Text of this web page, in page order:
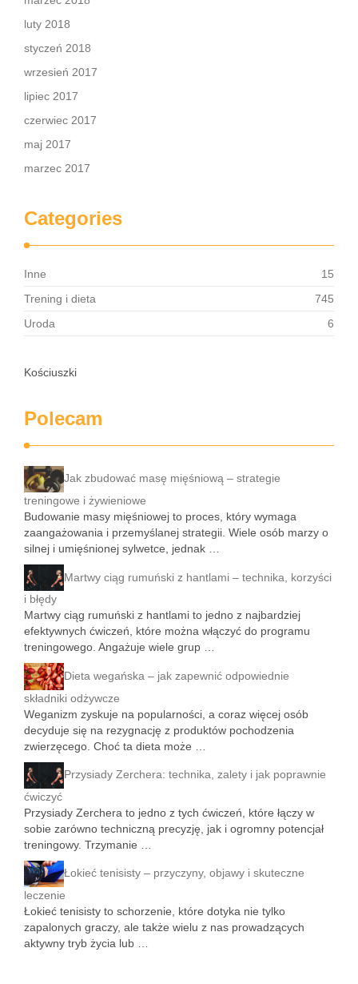
luty 2018
styczeń 2018
wrzesień 2017
lipiec 2017
czerwiec 2017
maj 2017
marzec 2017
Categories
Inne
15
Trening i dieta
745
Uroda
6
Kościuszki
Polecam
Jak zbudować masę mięśniową – strategie
treningowe i żywieniowe
Budowanie masy mięśniowej to proces, który wymaga
zaangażowania i przemyślanej strategii. Wiele osób marzy o
silnej i umięśnionej sylwetce, jednak …
Martwy ciąg rumuński z hantlami – technika, korzyści
i błędy
Martwy ciąg rumuński z hantlami to jedno z najbardziej
efektywnych ćwiczeń, które można włączyć do programu
treningowego. Angażuje wiele grup …
Dieta wegańska – jak zapewnić odpowiednie
składniki odżywcze
Weganizm zyskuje na popularności, a coraz więcej osób
decyduje się na rezygnację z produktów pochodzenia
zwierzęcego. Choć ta dieta może …
Przysiady Zerchera: technika, zalety i jak poprawnie
ćwiczyć
Przysiady Zerchera to jedno z tych ćwiczeń, które łączy w
sobie zarówno techniczną precyzję, jak i ogromny potencjał
treningowy. Trzymanie …
Łokieć tenisisty – przyczyny, objawy i skuteczne
leczenie
Łokieć tenisisty to schorzenie, które dotyka nie tylko
zapalonych graczy, ale także wielu z nas prowadzących
aktywny tryb życia lub …